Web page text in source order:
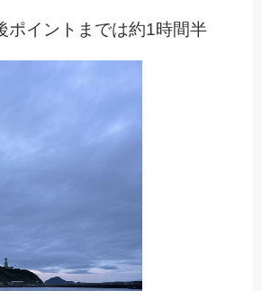
ポイントまでは約1時間半